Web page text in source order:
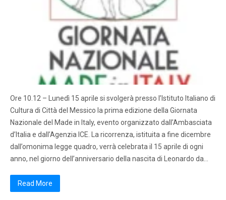
Ore 10.12 – Lunedì 15 aprile si svolgerà presso l’Istituto Italiano di
Cultura di Città del Messico la prima edizione della Giornata
Nazionale del Made in Italy, evento organizzato dall’Ambasciata
d’Italia e dall’Agenzia ICE. La ricorrenza, istituita a fine dicembre
dall’omonima legge quadro, verrà celebrata il 15 aprile di ogni
anno, nel giorno dell’anniversario della nascita di Leonardo da…
Read More